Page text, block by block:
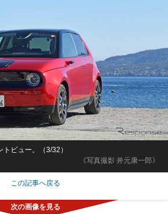
《写真撮影 井元康一郎》
ビュー。（3/32）
この記事へ戻る